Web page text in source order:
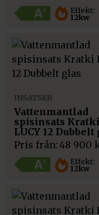
Effekt:
12kw
Effekt:
12kw
INSATSER
Vattenmantlad
spisinsats Kratki
LUCY 12 Dubbelt
Pris från: 48 900